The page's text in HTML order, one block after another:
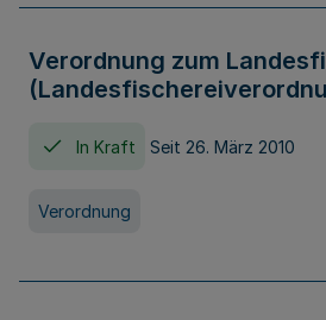
Verordnung zum
In Kraft Seit 26. März 2010
Verordnung